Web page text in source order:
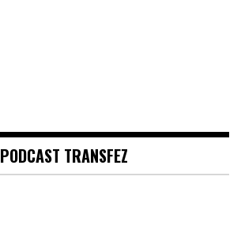
PODCAST TRANSFEZ